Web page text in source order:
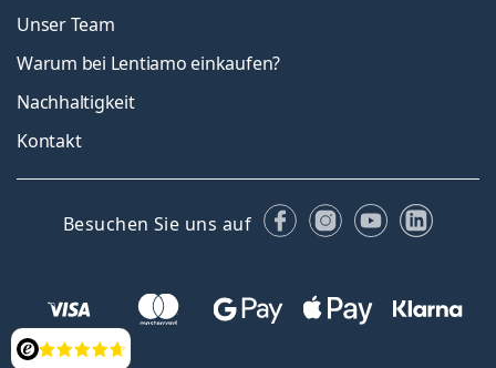
Bewertung
Unser Team
Warum bei Lentiamo einkaufen?
Nachhaltigkeit
Kontakt
Besuchen Sie uns auf FacebookInstagram
YouTube